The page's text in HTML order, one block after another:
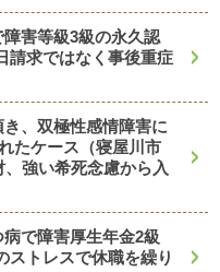
障害等級3級の永久認
請求ではなく事後重症
き、双極性感情障害に
たケース（寝屋川市
強い希死念慮から入
病で障害厚生年金2級
ストレスで休職を繰り